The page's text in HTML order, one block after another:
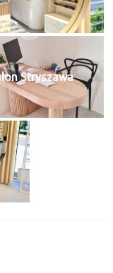
Stryszawa